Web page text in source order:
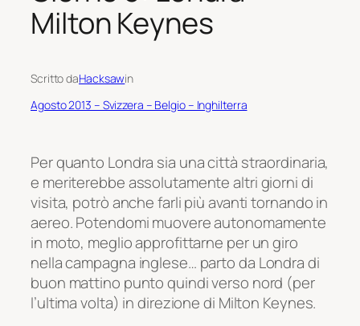
Milton Keynes
Scritto daHacksawin
Agosto 2013 – Svizzera – Belgio – Inghilterra
Per quanto Londra sia una città straordinaria,
e meriterebbe assolutamente altri giorni di
visita, potrò anche farli più avanti tornando in
aereo. Potendomi muovere autonomamente
in moto, meglio approfittarne per un giro
nella campagna inglese… parto da Londra di
buon mattino punto quindi verso nord (per
l’ultima volta) in direzione di Milton Keynes.